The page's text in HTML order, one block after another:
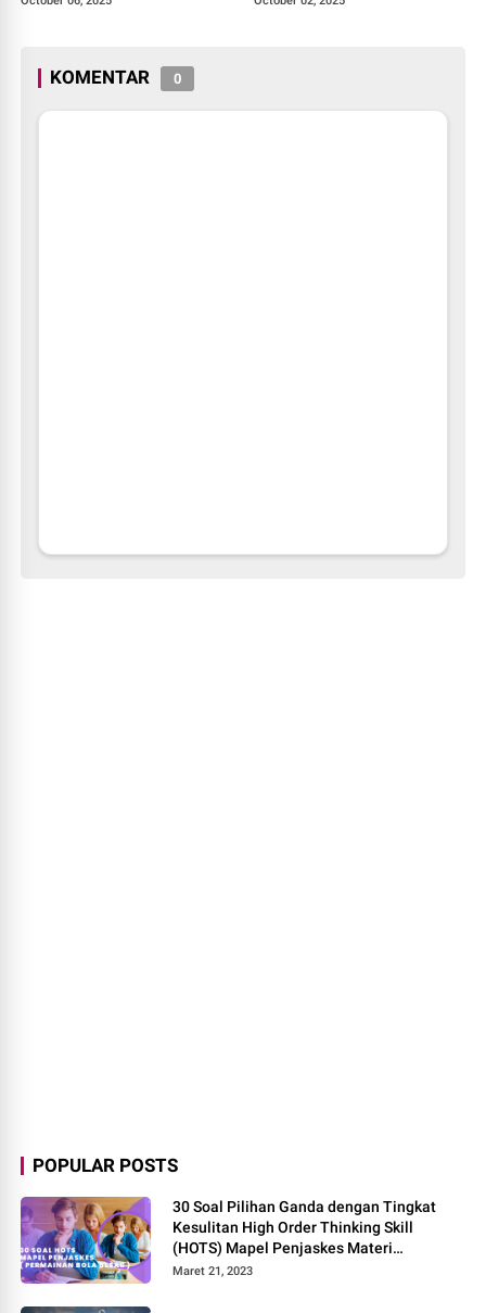
KOMENTAR 0
POPULAR POSTS
30 Soal Pilihan Ganda dengan Tingkat
Kesulitan High Order Thinking Skill
(HOTS) Mapel Penjaskes Materi
Permainan Bola Besar
Maret 21, 2023